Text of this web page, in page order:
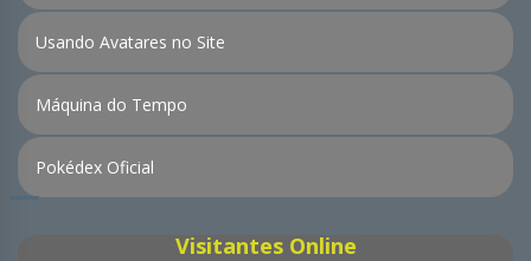
Usando Avatares no Site
Máquina do Tempo
Pokédex Oficial
Visitantes Online